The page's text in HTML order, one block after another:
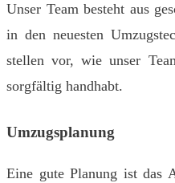
Unser Team besteht aus
in den neuesten
stellen vor, wie unser
sorgfältig handhabt.
Umzugsplanung
Eine gute Planung ist das